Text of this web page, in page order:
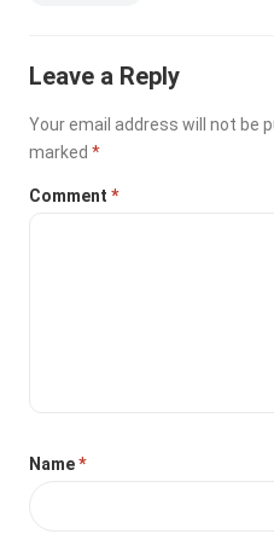
Leave a Reply
Your email address will not be
marked*
Comment*
Name*